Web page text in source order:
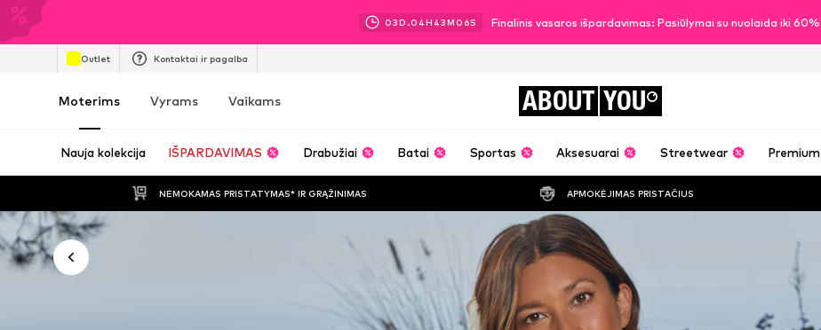
03D.04H 43M 05S Finalinis vasaros išpardavimas: Pasiūlymai su nuolaida iki 60%
Outlet Kontaktai ir pagalba
Moterims Vyrams Vaikams ABOUT YOU
Nauja kolekcija IŠPARDAVIMAS Drabužiai Batai Sportas Aksesuarai Streetwear Premium
NEMOKAMAS PRISTATYMAS* IR GRĄŽINIMAS APMOKĖJIMAS PRISTAČIUS